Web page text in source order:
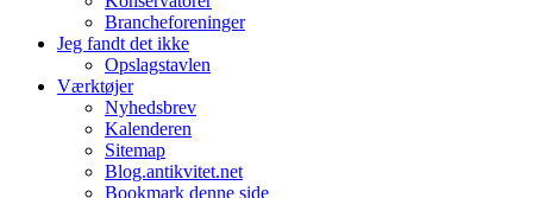
Brancheforeninger
Jeg fandt det ikke
Opslagstavlen
Værktøjer
Nyhedsbrev
Kalenderen
Sitemap
Blog.antikvitet.net
Bookmark denne side